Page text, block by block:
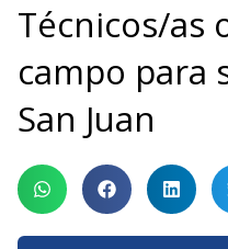
Técnicos/as
campo para
San Juan